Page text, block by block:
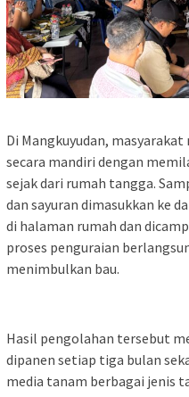
Di Mangkuyudan,
secara mandiri dengan
sejak dari rumah tangga.
dan sayuran dimasukkan ke
di halaman rumah dan
proses penguraian
menimbulkan bau.
Hasil pengolahan tersebut
dipanen setiap tiga bulan
media tanam berbagai jenis